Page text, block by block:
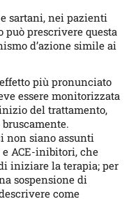
sartani, nei pazienti
prescrivere questa
d’azione simile ai
più pronunciato
essere monitorizzata
del trattamento,
non siano assunti
ACE-inibitori, che
iniziare la terapia; per
sospensione di
come